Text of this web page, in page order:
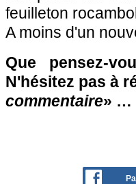
feuilleton
A moins d'un
Que pensez-
N'hésitez pas à
commentaire» …